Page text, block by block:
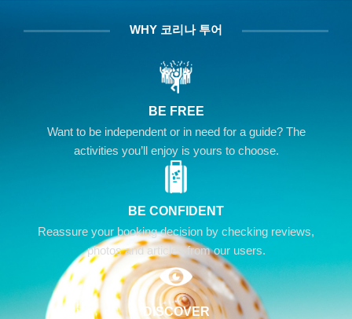
WHY 코리나 투어
BE FREE
Want to be independent or in need for a guide? The
activities you’ll enjoy is yours to choose.
BE CONFIDENT
Reassure your booking decision by checking reviews,
photos and articles from our users.
DISCOVER